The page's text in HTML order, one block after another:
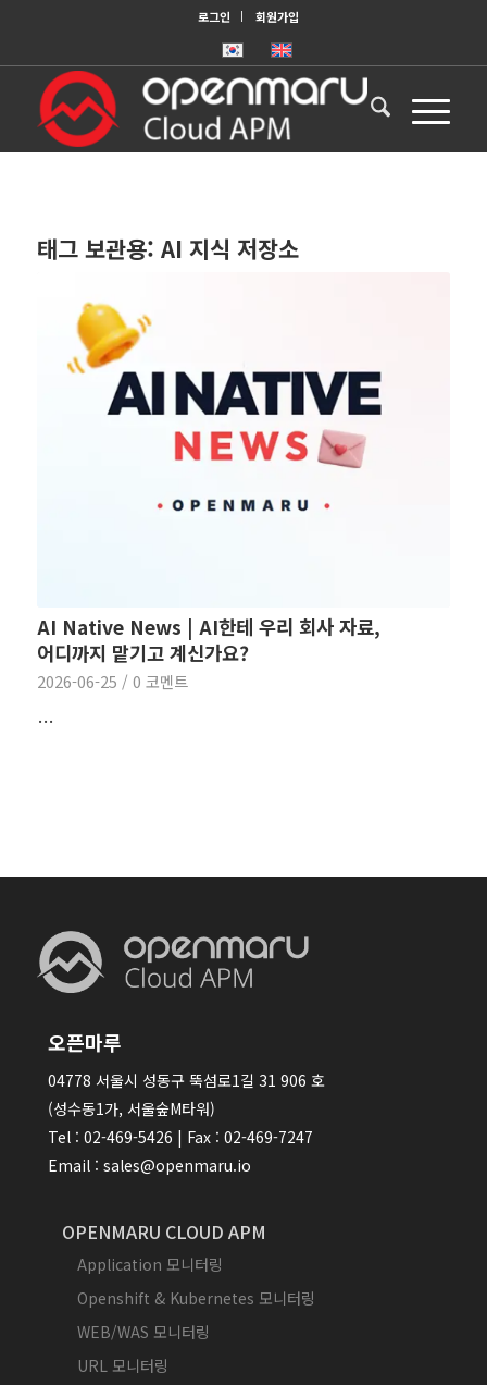
로그인 회원가입
태그 보관용: AI 지식 저장소
AI Native News | AI한테 우리 회사 자료,
어디까지 맡기고 계신가요?
2026-06-25 / 0 코멘트
…
오픈마루
04778 서울시 성동구 뚝섬로1길 31 906 호
(성수동1가, 서울숲M타워)
Tel : 02-469-5426 | Fax : 02-469-7247
Email : sales@openmaru.io
OPENMARU CLOUD APM
Application 모니터링
Openshift & Kubernetes 모니터링
WEB/WAS 모니터링
URL 모니터링